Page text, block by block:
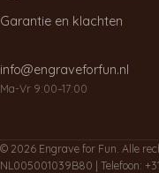
Garantie en klachten
info@engraveforfun.nl
Ma-Vr 9:00–17:00
© 2026 Engrave for Fun. Alle
NL005001039B80 | Telefoon: